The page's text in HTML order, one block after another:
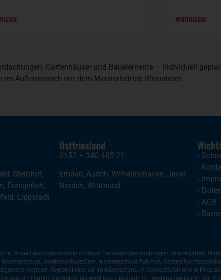
› WEITERLESEN
Gartenhäuser und Bauelemente – individuell
Außenbereich mit dem Meisterbetrieb Wienstroer.
, Steinfurt,
, Ennigerloh,
, Lippstadt
Ostfriesland
0152 – 340 485 21
Emden, Aurich, Wilhelmshaven, Jever,
Norden, Wittmund
›
›
›
›
› AGB
›
Unser Leistungsportfolio umfasst Terrassenüberdachungen, Wintergärten,
Insektenschutztüren, Insektenschutz-Rahmen,
montiert. Regional sind wir im Münsterland, in Ostwestfalen und in
Hamm, Gütersloh, Bielefeld und Lippstadt. In Friesland realisieren wir